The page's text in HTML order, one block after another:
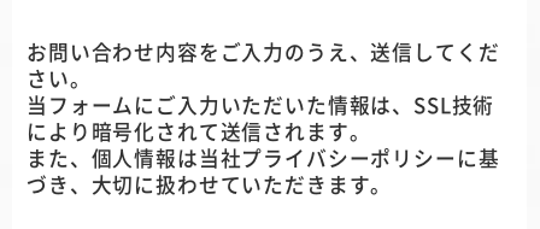
お問い合わせ内容をご入力のうえ、送信してくだ
さい。
当フォームにご入力いただいた情報は、SSL技術
により暗号化されて送信されます。
また、個人情報は当社プライバシーポリシー に基
づき、大切に扱わせていただきます。